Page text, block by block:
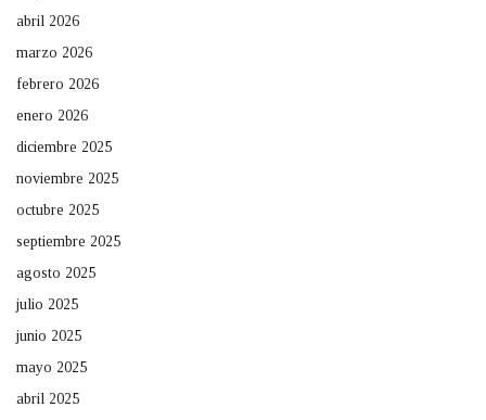
abril 2026
marzo 2026
febrero 2026
enero 2026
diciembre 2025
noviembre 2025
octubre 2025
septiembre 2025
agosto 2025
julio 2025
junio 2025
mayo 2025
abril 2025